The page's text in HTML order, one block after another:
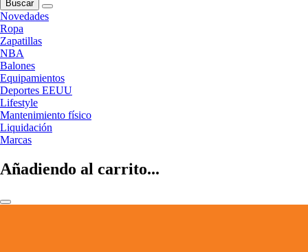
Buscar
Novedades
Ropa
Zapatillas
NBA
Balones
Equipamientos
Deportes EEUU
Lifestyle
Mantenimiento físico
Liquidación
Marcas
Añadiendo al carrito...